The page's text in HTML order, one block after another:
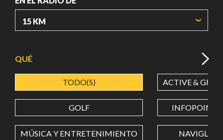
LONGITUD
QUÉ
TODO(S) ACTIVE &
GOLF INFOPOINT
MÚSICA Y ENTRETENIMIENTO NAVIGLI